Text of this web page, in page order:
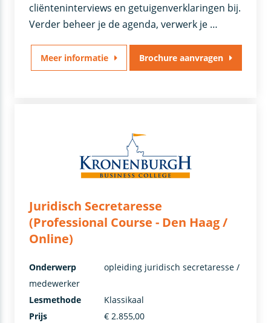
cliënteninterviews en getuigenverklaringen bij.
Verder beheer je de agenda, verwerk je …
Meer informatie Brochure aanvragen
Juridisch Secretaresse
(Professional Course - Den Haag /
Online)
Onderwerp
opleiding juridisch secretaresse /
medewerker
Lesmethode
Klassikaal
Prijs
€ 2.855,00